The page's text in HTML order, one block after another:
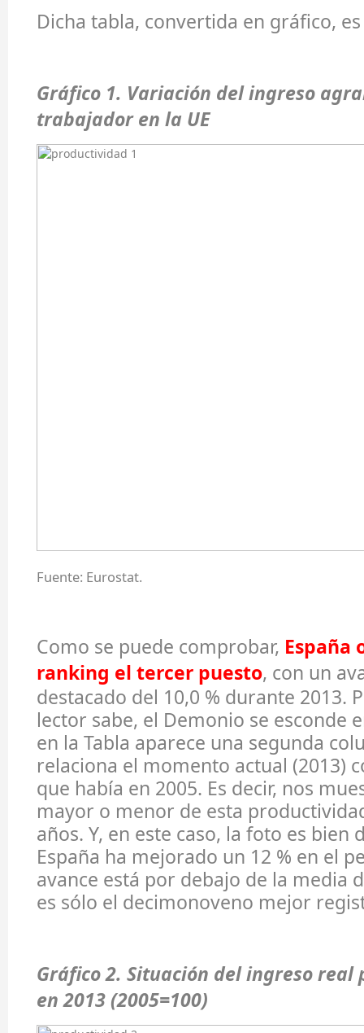
Dicha tabla, convertida en gráfico,
Gráfico 1. Variación del ingreso
trabajador en la UE
Fuente: Eurostat.
Como se puede comprobar, España
ranking el tercer puesto, con un
destacado del 10,0 % durante 2013.
lector sabe, el Demonio se esconde
en la Tabla aparece una segunda
relaciona el momento actual (2013)
que había en 2005. Es decir, nos
mayor o menor de esta
años. Y, en este caso, la foto es bien
España ha mejorado un 12 % en el
avance está por debajo de la media
es sólo el decimonoveno mejor
Gráfico 2. Situación del ingreso
en 2013 (2005=100)